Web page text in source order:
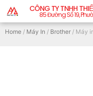
CÔNG TY TNHH
85 Đường Số 19,
Home / Máy In / Brother / Máy